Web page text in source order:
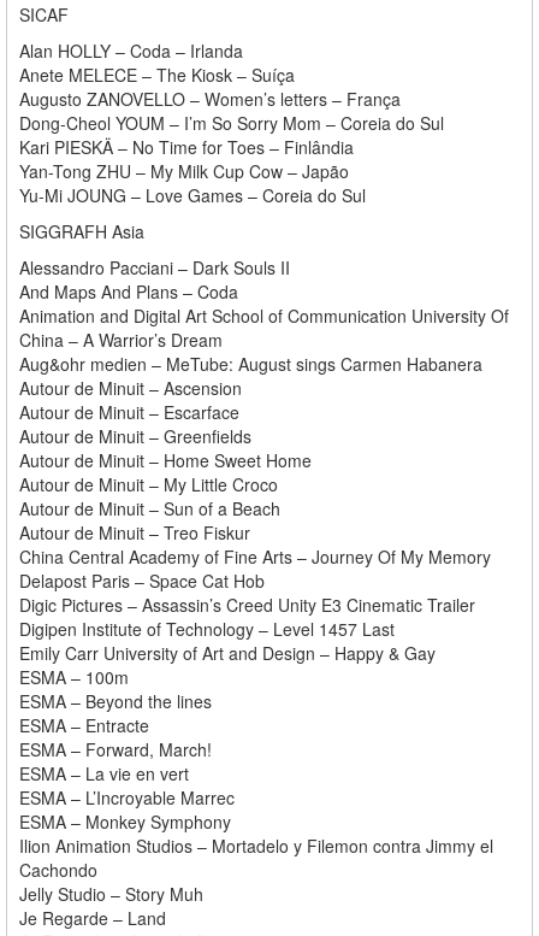
SICAF
Alan HOLLY – Coda – Irlanda
Anete MELECE – The Kiosk – Suíça
Augusto ZANOVELLO – Women’s letters – França
Dong-Cheol YOUM – I’m So Sorry Mom – Coreia do Sul
Kari PIESKÄ – No Time for Toes – Finlândia
Yan-Tong ZHU – My Milk Cup Cow – Japão
Yu-Mi JOUNG – Love Games – Coreia do Sul
SIGGRAFH Asia
Alessandro Pacciani – Dark Souls II
And Maps And Plans – Coda
Animation and Digital Art School of Communication University Of
China – A Warrior’s Dream
Aug&ohr medien – MeTube: August sings Carmen Habanera
Autour de Minuit – Ascension
Autour de Minuit – Escarface
Autour de Minuit – Greenfields
Autour de Minuit – Home Sweet Home
Autour de Minuit – My Little Croco
Autour de Minuit – Sun of a Beach
Autour de Minuit – Treo Fiskur
China Central Academy of Fine Arts – Journey Of My Memory
Delapost Paris – Space Cat Hob
Digic Pictures – Assassin’s Creed Unity E3 Cinematic Trailer
Digipen Institute of Technology – Level 1457 Last
Emily Carr University of Art and Design – Happy & Gay
ESMA – 100m
ESMA – Beyond the lines
ESMA – Entracte
ESMA – Forward, March!
ESMA – La vie en vert
ESMA – L’Incroyable Marrec
ESMA – Monkey Symphony
Ilion Animation Studios – Mortadelo y Filemon contra Jimmy el
Cachondo
Jelly Studio – Story Muh
Je Regarde – Land